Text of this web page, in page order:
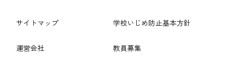
サイトマップ
運営会社
学校いじめ防止基本方針
教員募集